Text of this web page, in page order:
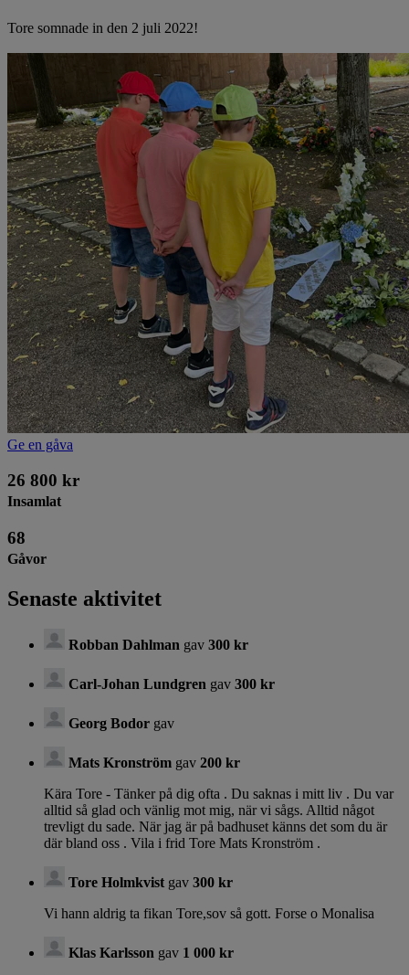
Tore somnade in den 2 juli 2022!
Ge en gåva
26 800 kr
Insamlat
68
Gåvor
Senaste aktivitet
Robban Dahlman gav 300 kr
Carl-Johan Lundgren gav 300 kr
Georg Bodor gav
Mats Kronström gav 200 kr
Kära Tore - Tänker på dig ofta . Du saknas i mitt liv . Du var
alltid så glad och vänlig mot mig, när vi sågs. Alltid något
trevligt du sade. När jag är på badhuset känns det som du är
där bland oss . Vila i frid Tore Mats Kronström .
Tore Holmkvist gav 300 kr
Vi hann aldrig ta fikan Tore,sov så gott. Forse o Monalisa
Klas Karlsson gav 1 000 kr